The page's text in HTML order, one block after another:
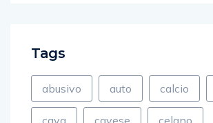
abusivo auto calcio
cava cavese celano